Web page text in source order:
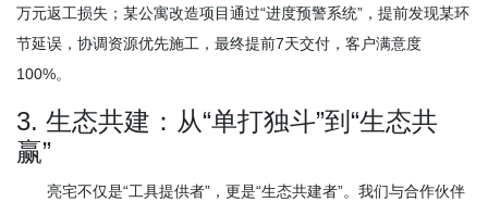
万元返工损失；某公寓改造项目通过“进度预警系统”，提前发现某环
节延误，协调资源优先施工，最终提前7天交付，客户满意度
100%。
3. 生态共建：从“单打独斗”到“生态共
赢”
亮宅不仅是“工具提供者”，更是“生态共建者”。我们与合作伙伴